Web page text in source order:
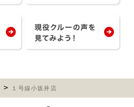
１号線小坂井店